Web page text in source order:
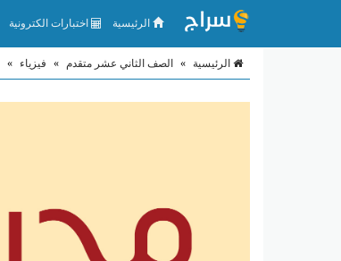
الرئيسية اختبارات الكترونية
الرئيسية » الصف الثاني عشر متقدم » فيزياء »